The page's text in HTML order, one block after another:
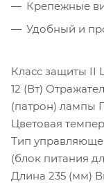
Крепежные
Удобный и
Класс защиты
12 (Вт)
(патрон) лампы
Цветовая
Тип
(блок питания
Длина 235 (мм)